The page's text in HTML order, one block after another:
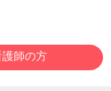
護師の方